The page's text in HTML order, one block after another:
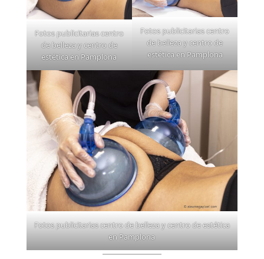
Fotos publicitarias centro
de belleza y centro de
estética en Pamplona
Fotos publicitarias centro
de belleza y centro de
estética en Pamplona
Fotos publicitarias centro de belleza y centro de estética
en Pamplona